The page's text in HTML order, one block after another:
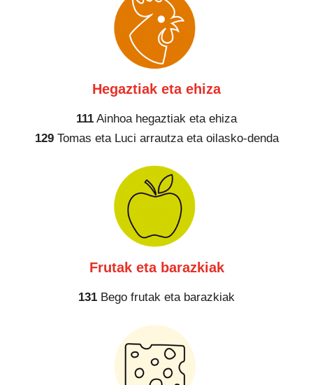
Hegaztiak eta ehiza
111 Ainhoa hegaztiak eta ehiza
129Tomas eta Luci arrautza eta oilasko-denda
Frutak eta barazkiak
131 Bego frutak eta barazkiak